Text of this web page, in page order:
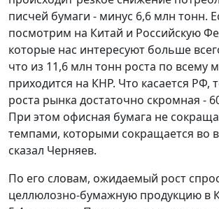
писчей бумаги - минус 6,6 млн тонн.
посмотрим на Китай и Российскую
которые нас интересуют больше
что из 11,6 млн тонн роста по всему
приходится на КНР. Что касается РФ,
роста рынка достаточно скромная -
При этом офисная бумага не
темпами, которыми сокращается во
сказал Черняев.
По его словам, ожидаемый рост
целлюлозно-бумажную продукцию в